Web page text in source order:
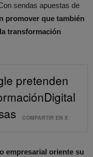
sendas apuestas de
promover que también
transformación
pretenden
COMPARTIR EN X
empresarial oriente su